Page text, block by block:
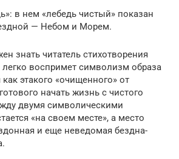
в нем «лебедь чистый» показан
— Небом и Морем.
знать читатель стихотворения
воспримет символизм образа
этакого «очищенного» от
начать жизнь с чистого
двумя символическими
«на своем месте», а место
и еще неведомая бездна-